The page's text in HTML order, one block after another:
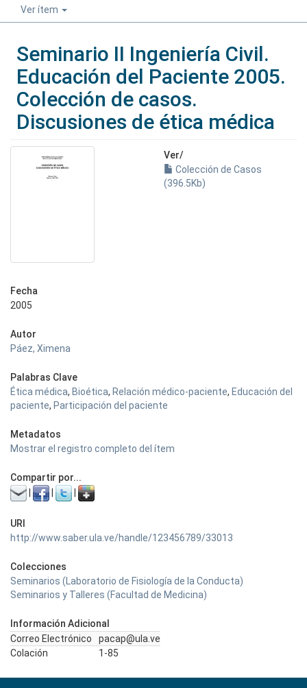
Ver ítem
Seminario II Ingeniería Civil.
Educación del Paciente 2005.
Colección de casos.
Discusiones de ética médica
Ver/
Colección de Casos
(396.5Kb)
Fecha
2005
Autor
Páez, Ximena
Palabras Clave
Ética médica, Bioética, Relación médico-paciente, Educación del
paciente, Participación del paciente
Metadatos
Mostrar el registro completo del ítem
Compartir por...
URI
http://www.saber.ula.ve/handle/123456789/33013
Colecciones
Seminarios (Laboratorio de Fisiología de la Conducta)
Seminarios y Talleres (Facultad de Medicina)
Información Adicional
Correo Electrónico
pacap@ula.ve
Colación
1-85